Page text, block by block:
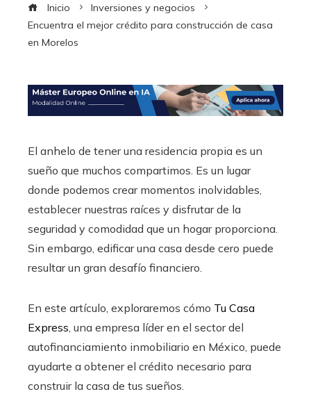
Inicio
Inversiones y negocios
Encuentra el mejor crédito para construcción de casa
en Morelos
El anhelo de tener una residencia propia es un
sueño que muchos compartimos. Es un lugar
donde podemos crear momentos inolvidables,
establecer nuestras raíces y disfrutar de la
seguridad y comodidad que un hogar proporciona.
Sin embargo, edificar una casa desde cero puede
resultar un gran desafío financiero.
En este artículo, exploraremos cómo Tu Casa
Express, una empresa líder en el sector del
autofinanciamiento inmobiliario en México, puede
ayudarte a obtener el crédito necesario para
construir la casa de tus sueños.